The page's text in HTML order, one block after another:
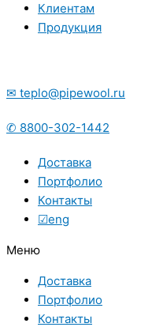
Клиентам
Продукция
✉ teplo@pipewool.ru
✆ 8800-302-1442
Доставка
Портфолио
Контакты
☑eng
Меню
Доставка
Портфолио
Контакты